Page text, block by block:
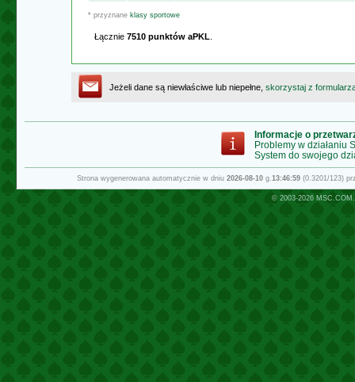
* przyznane klasy sportowe
Łącznie 7510 punktów aPKL
Jeżeli dane są niewłaściwe lub niepełne, skorzystaj z
Informacje o
Problemy w działaniu
System do swojego
Strona wygenerowana automatycznie w dniu 2026-08-10g.13:46:59(0.3201/123)
© 2003-2026